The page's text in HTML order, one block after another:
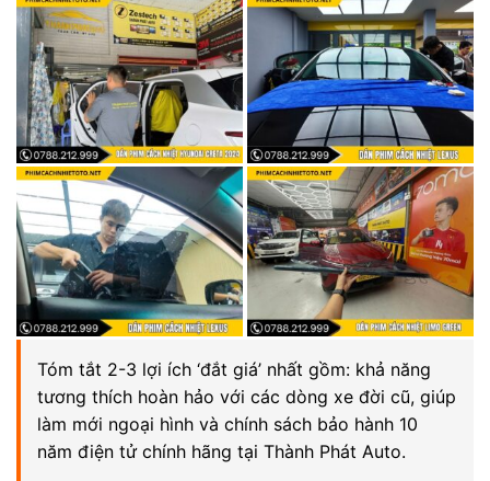
Tóm tắt 2-3 lợi ích ‘đắt giá’ nhất gồm: khả năng
tương thích hoàn hảo với các dòng xe đời cũ, giúp
làm mới ngoại hình và chính sách bảo hành 10
năm điện tử chính hãng tại Thành Phát Auto.